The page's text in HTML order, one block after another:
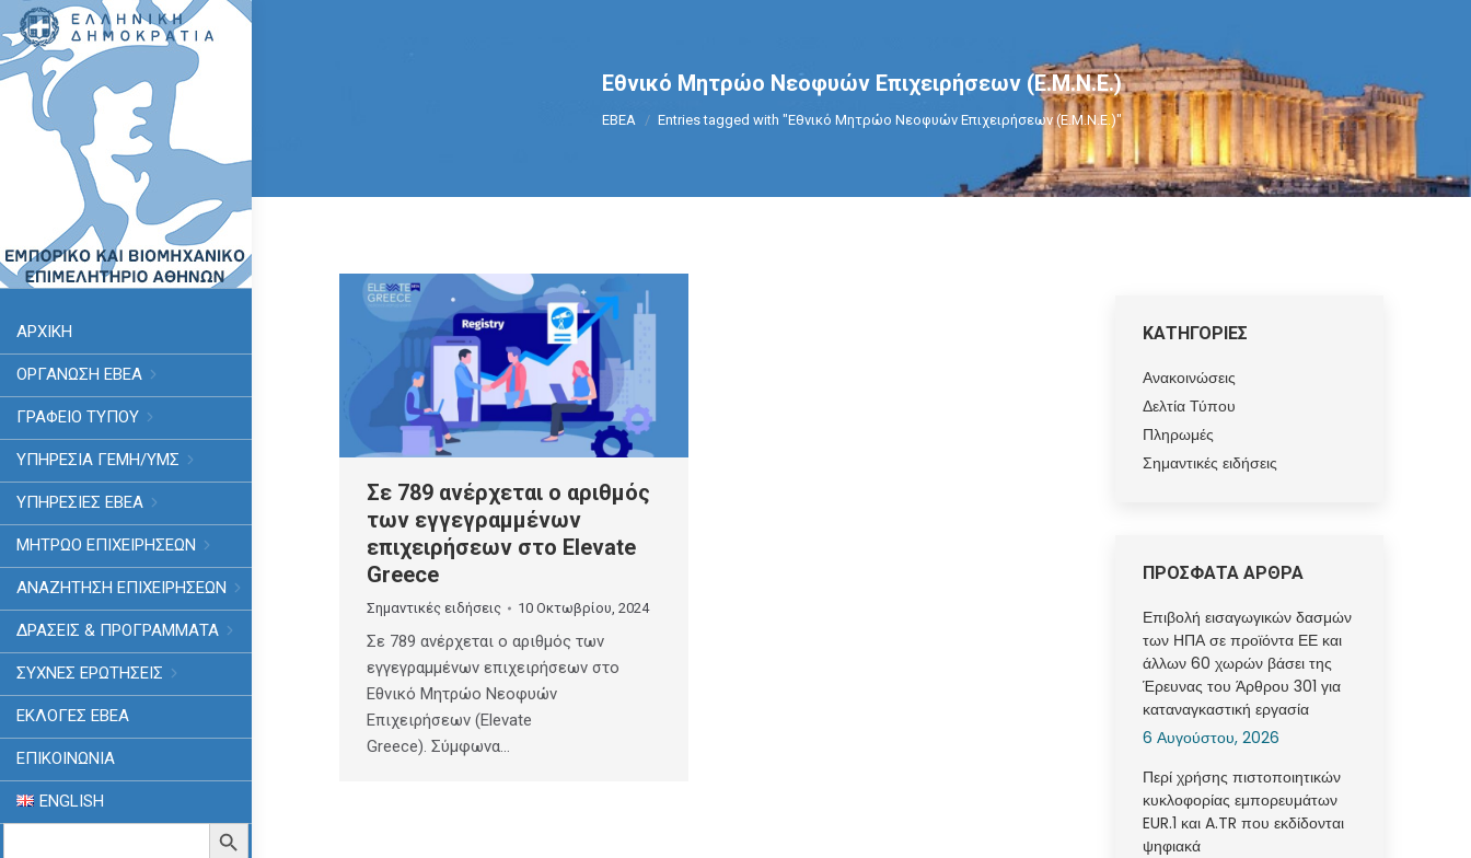
ΑΡΧΙΚΗ
ΟΡΓΑΝΩΣΗ ΕΒΕΑ
ΓΡΑΦΕΙΟ ΤΥΠΟΥ
ΥΠΗΡΕΣΊΑ ΓΕΜΗ/ΥΜΣ
ΥΠΗΡΕΣΙΕΣ ΕΒΕΑ
ΜΗΤΡΩΟ ΕΠΙΧΕΙΡΗΣΕΩΝ
ΑΝΑΖΗΤΗΣΗ ΕΠΙΧΕΙΡΗΣΕΩΝ
ΔΡΑΣΕΙΣ & ΠΡΟΓΡΑΜΜΑΤΑ
ΣΥΧΝΕΣ ΕΡΩΤΗΣΕΙΣ
ΕΚΛΟΓΈΣ ΕΒΕΑ
ΕΠΙΚΟΙΝΩΝΙΑ
ENGLISH
Search
Search Button
Εθνικό Μητρώο Νεοφυών Επιχειρήσεων (Ε.Μ.Ν.Ε.)
You are here:
ΕΒΕΑ Entries tagged with "Εθνικό Μητρώο Νεοφυών Επιχειρήσεων (Ε.Μ.Ν.Ε.)"
Σε 789 ανέρχεται ο αριθμός
των εγγεγραμμένων
επιχειρήσεων στο Elevate
Greece
Σημαντικές ειδήσεις 10 Οκτωβρίου, 2024
Σε 789 ανέρχεται ο αριθμός των
εγγεγραμμένων επιχειρήσεων στο
Εθνικό Μητρώο Νεοφυών
Επιχειρήσεων (Elevate
Greece). Σύμφωνα…
ΚΑΤΗΓΟΡΙΕΣ
Ανακοινώσεις
Δελτία Τύπου
Πληρωμές
Σημαντικές ειδήσεις
ΠΡΟΣΦΑΤΑ ΑΡΘΡΑ
Επιβολή εισαγωγικών δασμών
των ΗΠΑ σε προϊόντα ΕΕ και
άλλων 60 χωρών βάσει της
Έρευνας του Άρθρου 301 για
καταναγκαστική εργασία
6 Αυγούστου, 2026
Περί χρήσης πιστοποιητικών
κυκλοφορίας εμπορευμάτων
EUR.1 και A.TR που εκδίδονται
ψηφιακά